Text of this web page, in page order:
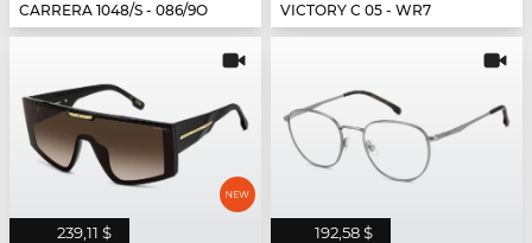
CARRERA 1048/S - 086/9O
VICTORY C 05 - WR7
239,11 $ 192,58 $